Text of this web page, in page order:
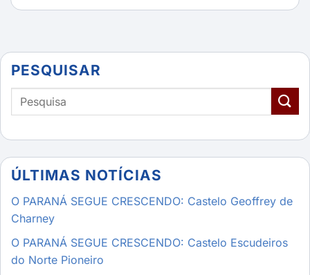
PESQUISAR
ÚLTIMAS NOTÍCIAS
O PARANÁ SEGUE CRESCENDO: Castelo Geoffrey de
Charney
O PARANÁ SEGUE CRESCENDO: Castelo Escudeiros
do Norte Pioneiro